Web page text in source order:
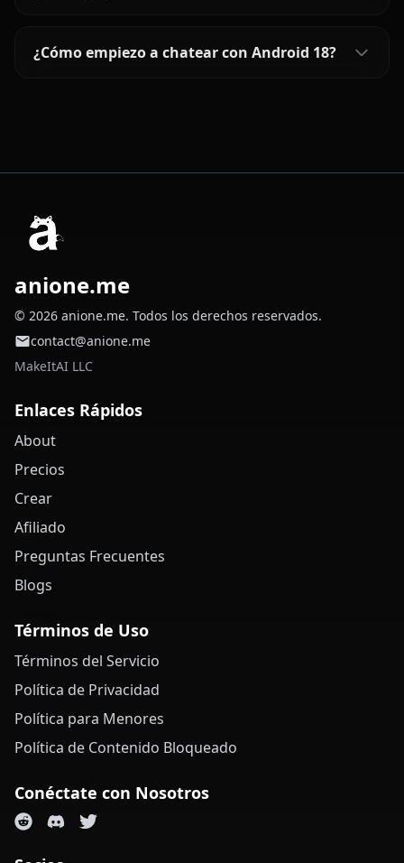
¿Cómo empiezo a chatear con Android 18?
anione.me
© 2026 anione.me. Todos los derechos reservados.
contact@anione.me
MakeItAI LLC
Enlaces Rápidos
About
Precios
Crear
Afiliado
Preguntas Frecuentes
Blogs
Términos de Uso
Términos del Servicio
Política de Privacidad
Política para Menores
Política de Contenido Bloqueado
Conéctate con Nosotros